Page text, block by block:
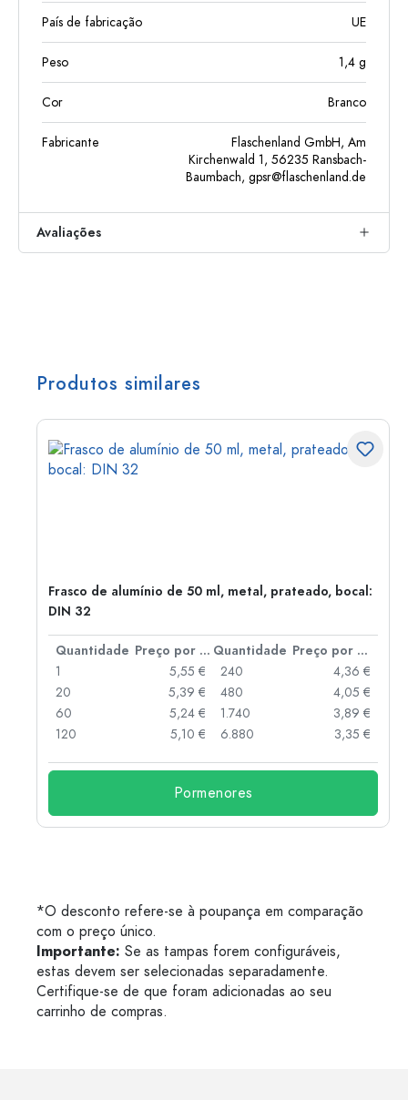
País de fabricação UE
Peso 1,4 g
Cor Branco
Fabricante
Flaschenland GmbH, Am
Kirchenwald 1, 56235 Ransbach-
Baumbach, gpsr@flaschenland.de
Avaliações
Produtos similares
Frasco de alumínio de 50 ml, metal, prateado, bocal:
DIN 32
Quantidade Preço por peça Quantidade
Preço por peça
1
5,55 €
20
5,39 €
60
5,24 €
120
5,10 €
240
4,36 €
480
4,05 €
1.740
3,89 €
6.880
3,35 €
Pormenores
*O desconto refere-se à poupança em comparação
com o preço único.
Importante: Se as tampas forem configuráveis,
estas devem ser selecionadas separadamente.
Certifique-se de que foram adicionadas ao seu
carrinho de compras.